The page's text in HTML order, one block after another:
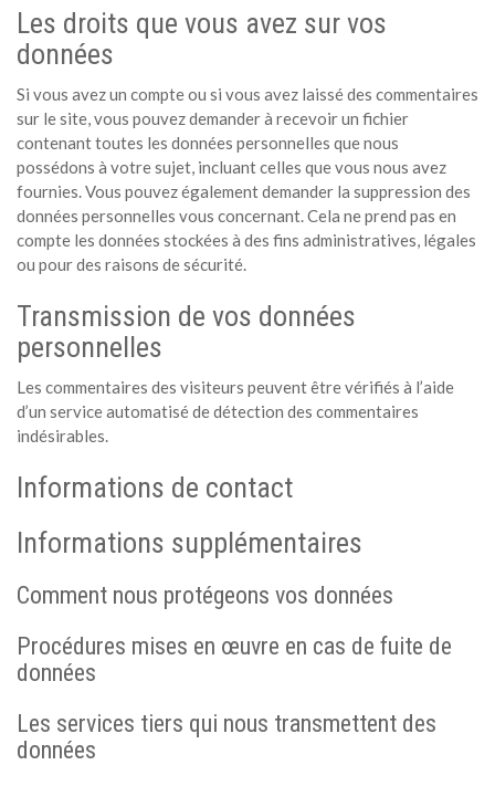
Les droits que vous avez sur vos
données
Si vous avez un compte ou si vous avez laissé des commentaires
sur le site, vous pouvez demander à recevoir un fichier
contenant toutes les données personnelles que nous
possédons à votre sujet, incluant celles que vous nous avez
fournies. Vous pouvez également demander la suppression des
données personnelles vous concernant. Cela ne prend pas en
compte les données stockées à des fins administratives, légales
ou pour des raisons de sécurité.
Transmission de vos données
personnelles
Les commentaires des visiteurs peuvent être vérifiés à l’aide
d’un service automatisé de détection des commentaires
indésirables.
Informations de contact
Informations supplémentaires
Comment nous protégeons vos données
Procédures mises en œuvre en cas de fuite de
données
Les services tiers qui nous transmettent des
données